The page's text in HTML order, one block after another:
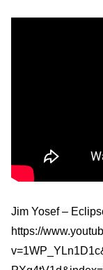
Jim Yosef –
https://